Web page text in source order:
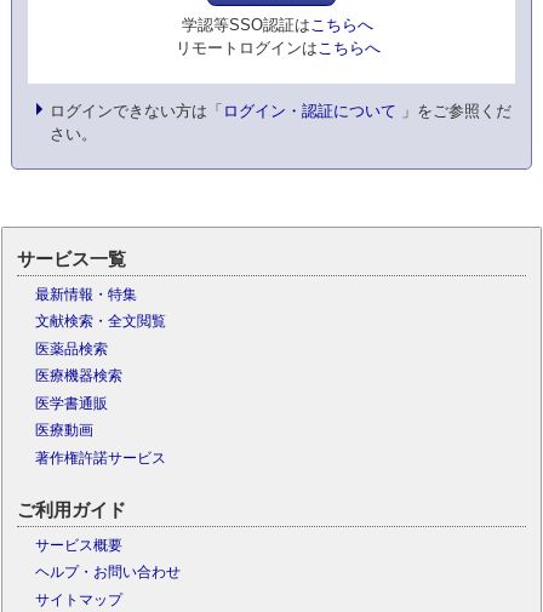
学認等SSO認証はこちらへ
リモートログインはこちらへ
ログインできない方は「 ログイン・認証について 」をご参照くだ
さい。
サービス一覧
最新情報・特集
文献検索・全文閲覧
医薬品検索
医療機器検索
医学書通販
医療動画
著作権許諾サービス
ご利用ガイド
サービス概要
ヘルプ・お問い合わせ
サイトマップ